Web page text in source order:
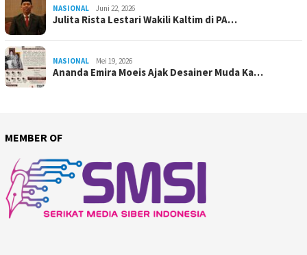
NASIONAL Juni 22, 2026
Julita Rista Lestari Wakili Kaltim di PA…
NASIONAL Mei 19, 2026
Ananda Emira Moeis Ajak Desainer Muda Ka…
MEMBER OF